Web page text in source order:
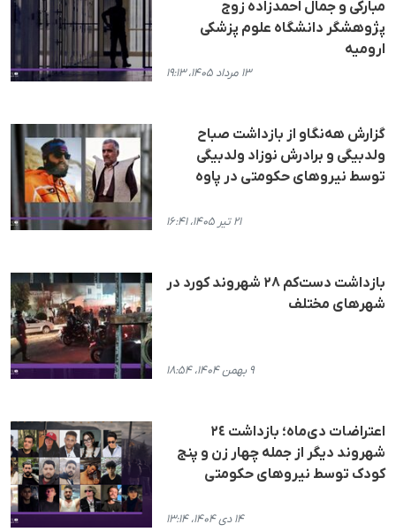
مبارکی و جمال احمدزاده زوج
پژوهشگر دانشگاه علوم پزشکی
ارومیه
۱۳ مرداد ۱۴۰۵، ۱۹:۱۳
گزارش هه‌نگاو از بازداشت صباح
ولدبیگی و برادرش نوزاد ولدبیگی
توسط نیروهای حکومتی در پاوه
۲۱ تیر ۱۴۰۵، ۱۶:۴۱
بازداشت دست‌کم ٢٨ شهروند کورد در
شهرهای مختلف
۹ بهمن ۱۴۰۴، ۱۸:۵۴
اعتراضات دی‌ماه؛ بازداشت ٢٤
شهروند دیگر از جمله چهار زن و پنج
کودک توسط نیروهای حکومتی
۱۴ دی ۱۴۰۴، ۱۳:۱۴